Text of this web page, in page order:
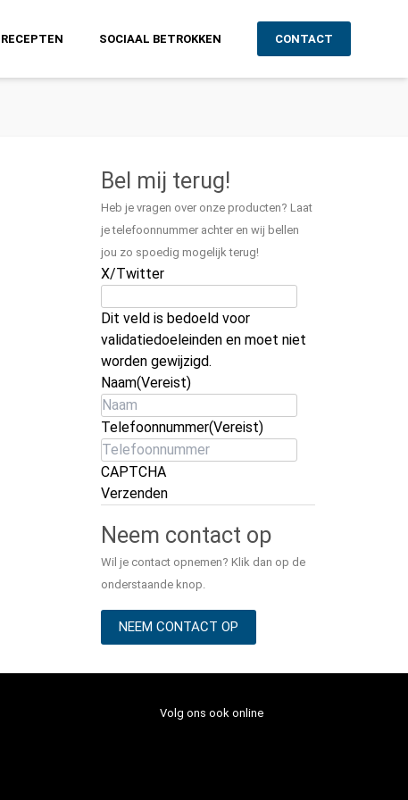
RECEPTEN SOCIAAL BETROKKEN CONTACT
Bel mij terug!
Heb je vragen over onze producten? Laat
je telefoonnummer achter en wij bellen
jou zo spoedig mogelijk terug!
X/Twitter
Dit veld is bedoeld voor
validatiedoeleinden en moet niet
worden gewijzigd.
Naam(Vereist)
Telefoonnummer(Vereist)
CAPTCHA
Verzenden
Neem contact op
Wil je contact opnemen? Klik dan op de
onderstaande knop.
NEEM CONTACT OP
Volg ons ook online